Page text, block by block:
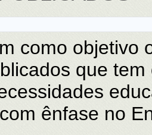
como objetivo
que
ênfase no